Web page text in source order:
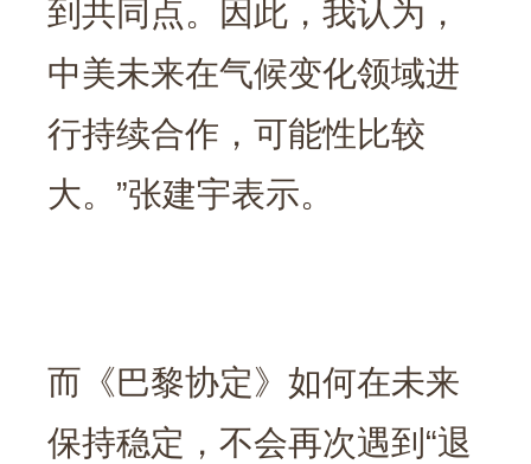
到共同点。因此，我认为，
中美未来在气候变化领域进
行持续合作，可能性比较
大。”张建宇表示。
而《巴黎协定》如何在未来
保持稳定，不会再次遇到“退